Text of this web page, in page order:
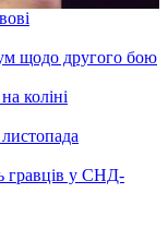
щодо другого бою
коліні
гравців у СНД-